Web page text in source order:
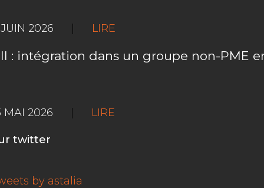
2026 LIRE
: intégration dans un groupe non-PME
MAI 2026 LIRE
twitter
by astalia